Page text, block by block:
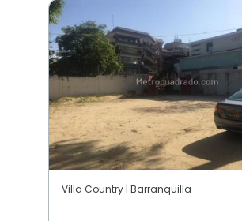
Villa Country | Barranquilla